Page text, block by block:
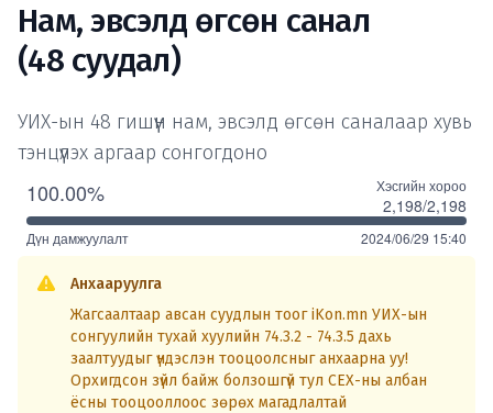
Нам, эвсэлд өгсөн санал
(48 суудал)
УИХ-ын 48 гишүүн нам, эвсэлд өгсөн саналаар хувь
тэнцүүлэх аргаар сонгогдоно
100.00% Хэсгийн хороо
2,198/2,198
Дүн дамжуулалт 2024/06/29 15:40
Анхааруулга
Жагсаалтаар авсан суудлын тоог iKon.mn УИХ-ын
сонгуулийн тухай хуулийн 74.3.2 - 74.3.5 дахь
заалтуудыг үндэслэн тооцоолсныг анхаарна уу!
Орхигдсон зүйл байж болзошгүй тул СЕХ-ны албан
ёсны тооцооллоос зөрөх магадлалтай